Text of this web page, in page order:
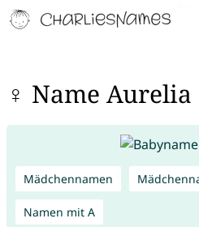
♀ Name Aurelia
Mädchennamen
Namen mit A